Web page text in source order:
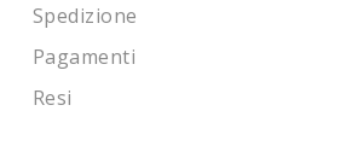
Spedizione
Pagamenti
Resi